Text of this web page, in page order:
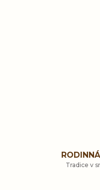
Tradice v